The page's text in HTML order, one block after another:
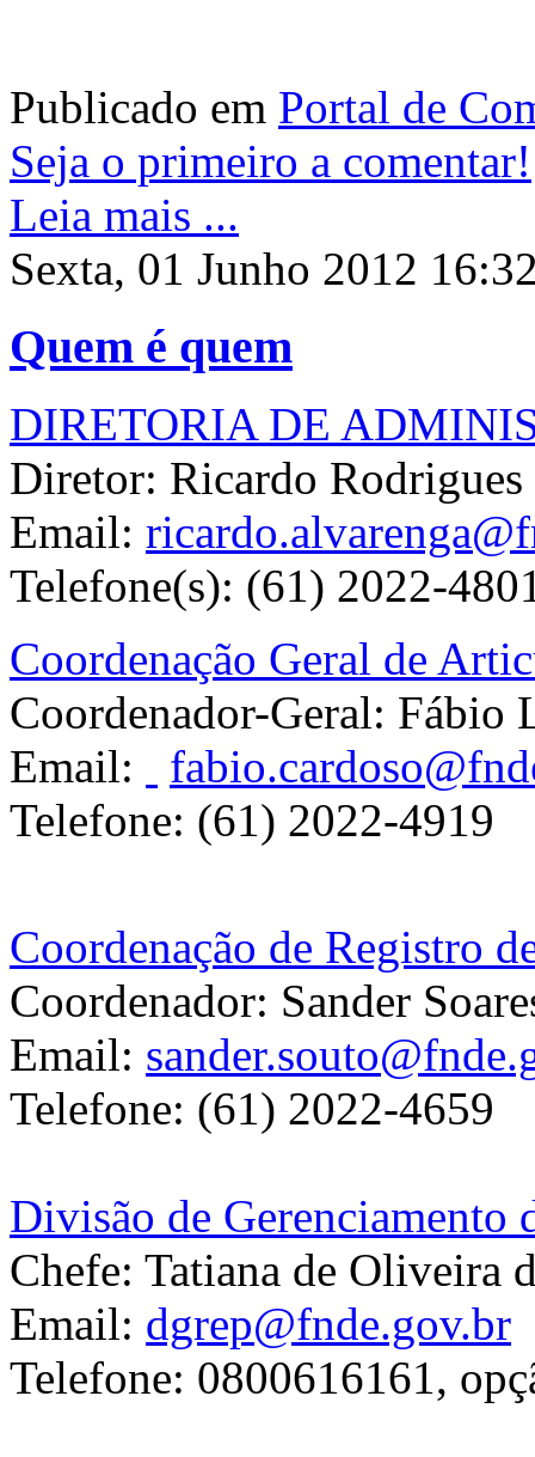
Publicado em Portal de
Seja o primeiro a comentar!
Leia mais ...
Sexta, 01 Junho 2012
Quem é quem
DIRETORIA DE
Diretor: Ricardo Rodrigues
Email:
Telefone(s): (61) 2022-
Coordenação Geral de
Coordenador-Geral: Fábio
Email:
Telefone: (61) 2022-4919
Coordenação de Registro
Coordenador: Sander
Email:
Telefone: (61) 2022-4659
Divisão de Gerenciamento
Chefe: Tatiana de Oliveira
Email: dgrep@fnde.gov.br
Telefone: 0800616161,